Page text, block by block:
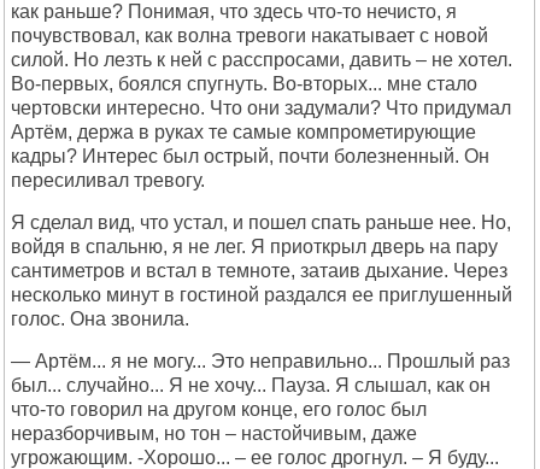
как раньше? Понимая, что здесь что-то нечисто, я
почувствовал, как волна тревоги накатывает с новой
силой. Но лезть к ней с расспросами, давить – не хотел.
Во-первых, боялся спугнуть. Во-вторых... мне стало
чертовски интересно. Что они задумали? Что придумал
Артём, держа в руках те самые компрометирующие
кадры? Интерес был острый, почти болезненный. Он
пересиливал тревогу.
Я сделал вид, что устал, и пошел спать раньше нее. Но,
войдя в спальню, я не лег. Я приоткрыл дверь на пару
сантиметров и встал в темноте, затаив дыхание. Через
несколько минут в гостиной раздался ее приглушенный
голос. Она звонила.
— Артём... я не могу... Это неправильно... Прошлый раз
был... случайно... Я не хочу... Пауза. Я слышал, как он
что-то говорил на другом конце, его голос был
неразборчивым, но тон – настойчивым, даже
угрожающим. -Хорошо... – ее голос дрогнул. – Я буду...